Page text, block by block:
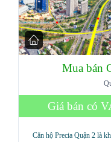
Mua bán
Giá bán có
Căn hộ Precia Quận 2 là